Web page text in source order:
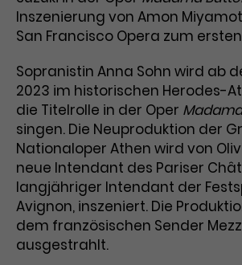
Laufzeit 1 Tag
Zweck
Dieses Cookie wird von
Analytics installiert.
wird verwendet, um
darüber zu speichern,
Besucher*innen eine
nutzen, und hilft bei
eines Analyseberichts
Performance der
erhobenen Daten
anonymisierter Form
Name _gcl_aw
Anbieter Google Ads
Laufzeit 3 Monate
Zweck
Dieses Cookie
Informationen zu
dient der Zuordnung
Conversions zu
Inszenierung von Amon
San Francisco Opera zum
Sopranistin Anna Sohn wird ab
2023 im historischen Herodes-
die Titelrolle in der Oper
singen. Die Neuproduktion der
Nationaloper Athen wird von
neue Intendant des Pariser
langjähriger Intendant der
Avignon, inszeniert. Die
dem französischen Sender
ausgestrahlt.